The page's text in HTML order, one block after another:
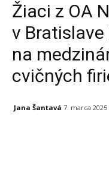
Žiaci z OA
v
na
cvičných
Jana Šantavá 7. marca 2025